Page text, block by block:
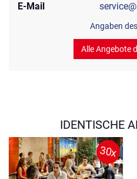
E-Mail
Angaben
Alle Angebote
IDENTISCHE
30x